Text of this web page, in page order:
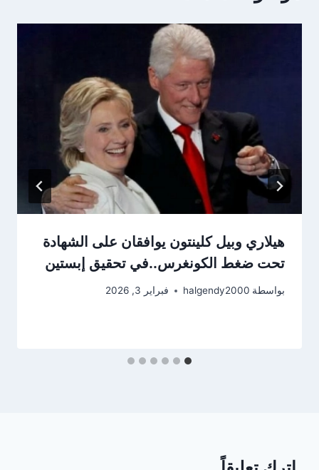
هيلاري وبيل كلينتون يوافقان على الشهادة
تحت ضغط الكونغرس..في تحقيق إبستين
بواسطة halgendy2000 فبراير 3, 2026